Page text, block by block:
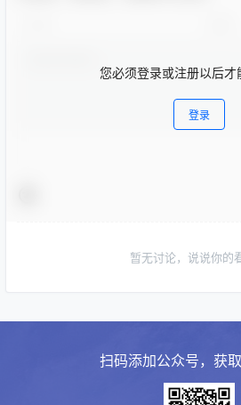
您必须登录或注册以后才
登录
暂无讨论，说说你的
扫码添加公众号，获